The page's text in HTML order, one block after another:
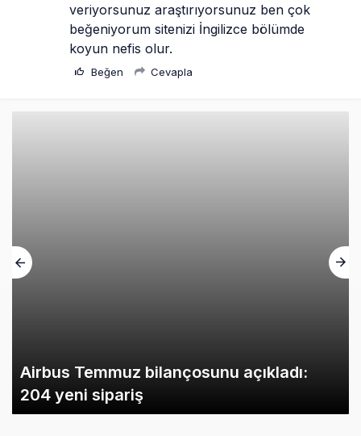
veriyorsunuz araştırıyorsunuz ben çok
beğeniyorum sitenizi İngilizce bölümde
koyun nefis olur.
Beğen Cevapla
Airbus Temmuz bilançosunu açıkladı:
204 yeni sipariş